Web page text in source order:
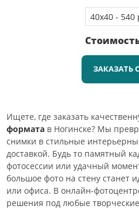
ЗАКАЗАТЬ
Ищете, где заказать
формата в Ногинске? Мы
снимки в стильные
доставкой. Будь то памятный
фотосессии или удачный
большое фото на стену станет
или офиса. В онлайн-
решения под любые